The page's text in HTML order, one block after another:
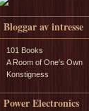
Bloggar av intresse
101 Books
A Room of One's Own
Konstigness
Power Electronics